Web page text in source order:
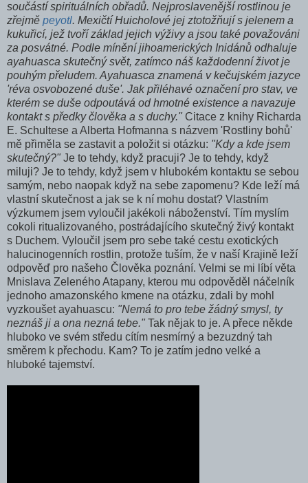
součástí spirituálních obřadů. Nejproslavenější rostlinou je
zřejmě peyotl. Mexičtí Huicholové jej ztotožňují s jelenem a
kukuřicí, jež tvoří základ jejich výživy a jsou také považováni
za posvátné. Podle mínění jihoamerických Inidánů odhaluje
ayahuasca skutečný svět, zatímco náš každodenní život je
pouhým přeludem. Ayahuasca znamená v kečujském jazyce
'réva osvobozené duše'. Jak přiléhavé označení pro stav, ve
kterém se duše odpoutává od hmotné existence a navazuje
kontakt s předky člověka a s duchy." Citace z knihy Richarda
E. Schultese a Alberta Hofmanna s názvem 'Rostliny bohů'
mě přiměla se zastavit a položit si otázku: "Kdy a kde jsem
skutečný?" Je to tehdy, když pracuji? Je to tehdy, když
miluji? Je to tehdy, když jsem v hlubokém kontaktu se sebou
samým, nebo naopak když na sebe zapomenu? Kde leží má
vlastní skutečnost a jak se k ní mohu dostat? Vlastním
výzkumem jsem vyloučil jakékoli náboženství. Tím myslím
cokoli ritualizovaného, postrádajícího skutečný živý kontakt
s Duchem. Vyloučil jsem pro sebe také cestu exotických
halucinogenních rostlin, protože tuším, že v naší Krajině leží
odpověď pro našeho Člověka poznání. Velmi se mi líbí věta
Mnislava Zeleného Atapany, kterou mu odpověděl náčelník
jednoho amazonského kmene na otázku, zdali by mohl
vyzkoušet ayahuascu: "Nemá to pro tebe žádný smysl, ty
neznáš ji a ona nezná tebe." Tak nějak to je. A přece někde
hluboko ve svém středu cítím nesmírný a bezuzdný tah
směrem k přechodu. Kam? To je zatím jedno velké a
hluboké tajemství.